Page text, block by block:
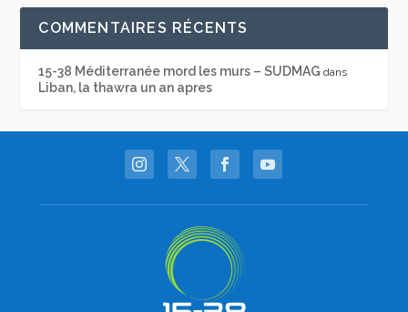
COMMENTAIRES RÉCENTS
15-38 Méditerranée mord les murs – SUDMAG dans
Liban, la thawra un an apres